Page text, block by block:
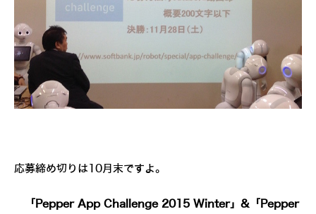
応募締め切りは10月末ですよ。
「Pepper App Challenge 2015 Winter」&「Pepper